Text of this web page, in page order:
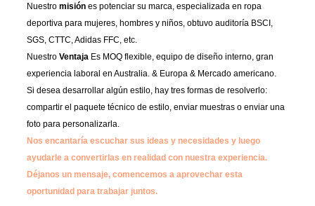
Nuestromisiónes potenciar su marca, especializada en ropa
deportiva para mujeres, hombres y niños, obtuvo auditoría BSCI,
SGS, CTTC, Adidas FFC, etc.
NuestroVentaja Es MOQ flexible, equipo de diseño interno, gran
experiencia laboral en Australia. & Europa & Mercado americano.
Si desea desarrollar algún estilo, hay tres formas de resolverlo:
compartir el paquete técnico de estilo, enviar muestras o enviar una
foto para personalizarla.
Nos encantaría escuchar sus ideas y necesidades y luego
ayudarle a convertirlas en realidad con nuestra experiencia.
Déjanos un mensaje, comencemos a aprovechar esta
oportunidad para trabajar juntos.